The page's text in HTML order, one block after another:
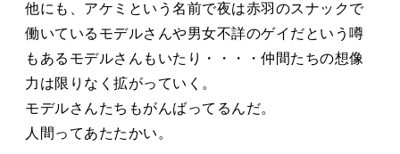
他にも、アケミという名前で夜は赤羽のスナックで
働いているモデルさんや男女不詳のゲイだという噂
もあるモデルさんもいたり・・・・仲間たちの想像
力は限りなく拡がっていく。
モデルさんたちもがんばってるんだ。
人間ってあたたかい。